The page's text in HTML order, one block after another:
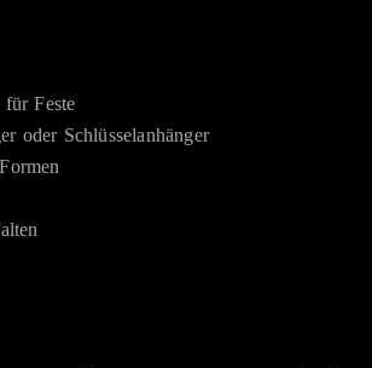
Feste
oder Schlüsselanhänger